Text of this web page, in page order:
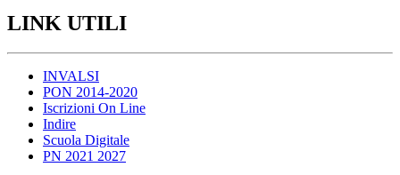
LINK UTILI
INVALSI
PON 2014-2020
Iscrizioni On Line
Indire
Scuola Digitale
PN 2021 2027